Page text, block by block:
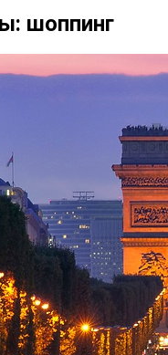
шоппинг